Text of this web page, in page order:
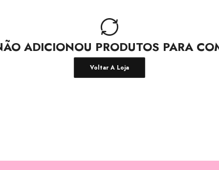
ADICIONOU PRODUTOS PARA
Voltar A Loja